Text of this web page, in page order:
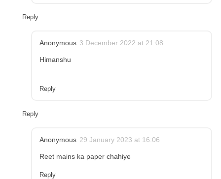
Reply
Anonymous 3 December 2022 at 21:08
Himanshu
Reply
Reply
Anonymous 29 January 2023 at 16:06
Reet mains ka paper chahiye
Reply